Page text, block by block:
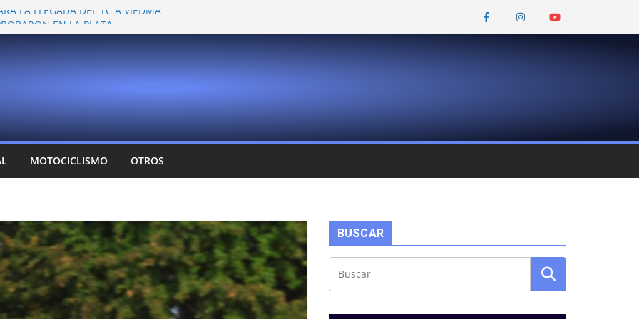
LA LLEGADA DEL TC A VIEDMA
EN LA PLATA
VER A TANTOS PILOTOS
DEJÓ CAMBIOS EN LOS CAMPEONATOS
CONFIRMA SU REGRESO AL TOP RACE
MOTOCICLISMO OTROS
BUSCAR